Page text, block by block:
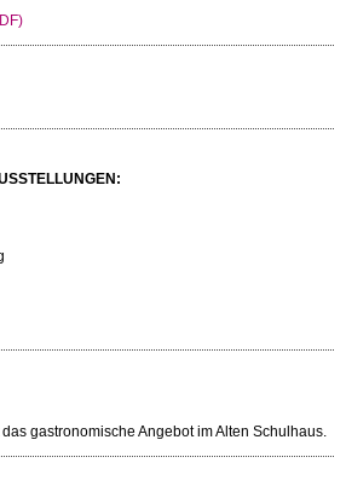
das gastronomische Angebot im Alten Schulhaus.